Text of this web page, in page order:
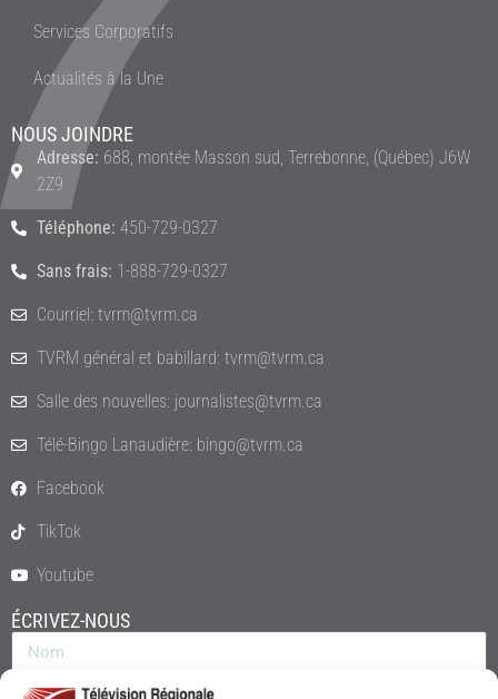
Services Corporatifs
Actualités à la Une
NOUS JOINDRE
Adresse: 688, montée Masson sud, Terrebonne, (Québec) J6W
2Z9
Téléphone: 450-729-0327
Sans frais: 1-888-729-0327
Courriel: tvrm@tvrm.ca
TVRM général et babillard: tvrm@tvrm.ca
Salle des nouvelles: journalistes@tvrm.ca
Télé-Bingo Lanaudière: bingo@tvrm.ca
Facebook
TikTok
Youtube
ÉCRIVEZ-NOUS